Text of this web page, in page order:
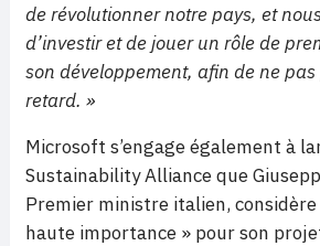
de révolutionner notre pays, et
d’investir et de jouer un rôle de
son développement, afin de ne
retard. »
Microsoft s’engage également à
Sustainability Alliance que
Premier ministre italien, considère
haute importance » pour son